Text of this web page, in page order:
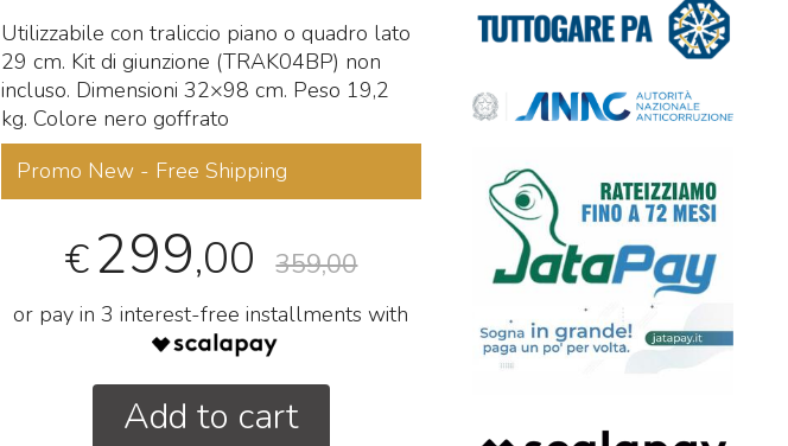
Utilizzabile con traliccio piano o quadro lato
29 cm. Kit di giunzione (TRAK04BP) non
incluso. Dimensioni 32×98 cm. Peso 19,2
kg. Colore nero goffrato
Promo New - Free Shipping
€299,00 359,00
or pay in 3 interest-free installments with
Add to cart